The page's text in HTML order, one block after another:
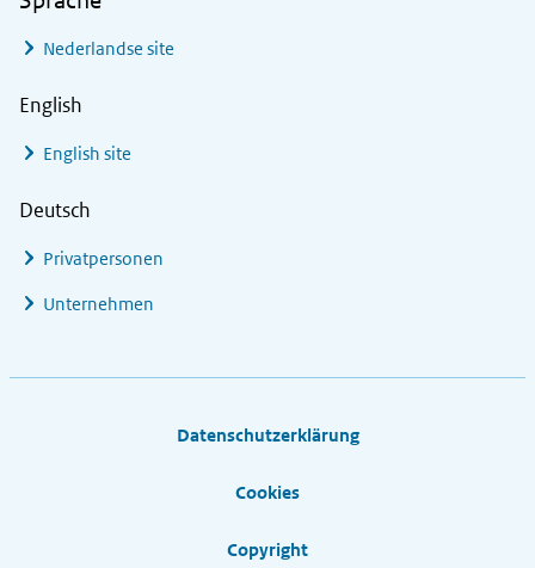
Nederlandse site
English
English site
Deutsch
Privatpersonen
Unternehmen
Datenschutzerklärung
Cookies
Copyright